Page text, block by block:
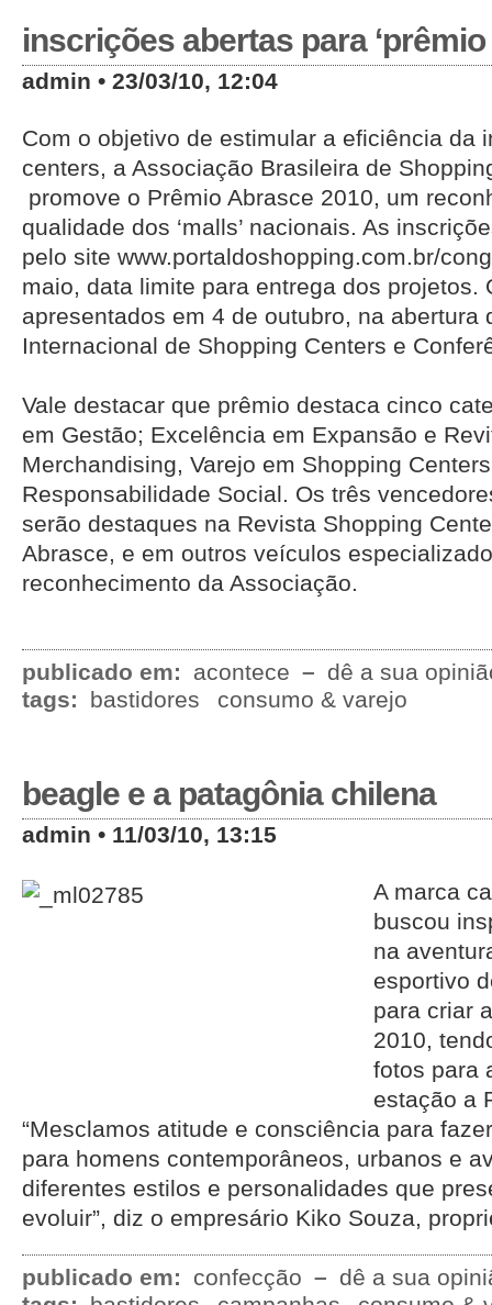
inscrições abertas para ‘prêmio
admin • 23/03/10, 12:04
Com o objetivo de estimular a eficiência da
centers, a Associação Brasileira de
promove o Prêmio Abrasce 2010, um
qualidade dos ‘malls’ nacionais. As
pelo site www.portaldoshopping.com.br/
maio, data limite para entrega dos projetos.
apresentados em 4 de outubro, na abertura
Internacional de Shopping Centers e
Vale destacar que prêmio destaca cinco
em Gestão; Excelência em Expansão e
Merchandising, Varejo em Shopping
Responsabilidade Social. Os três
serão destaques na Revista Shopping
Abrasce, e em outros veículos
reconhecimento da Associação.
publicado em: acontece – dê a sua
tags:
bastidores consumo & varejo
beagle e a patagônia chilena
admin • 11/03/10, 13:15
A marca
buscou
na
esportivo
para criar
2010,
fotos para
estação a
“Mesclamos atitude e consciência para
para homens contemporâneos, urbanos e
diferentes estilos e personalidades que
evoluir”, diz o empresário Kiko Souza,
publicado em: confecção – dê a sua